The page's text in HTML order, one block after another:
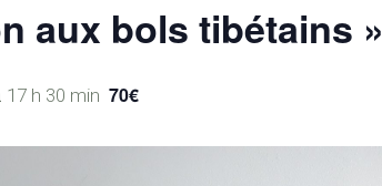
aux bols tibétains »
17 h 30 min 70€